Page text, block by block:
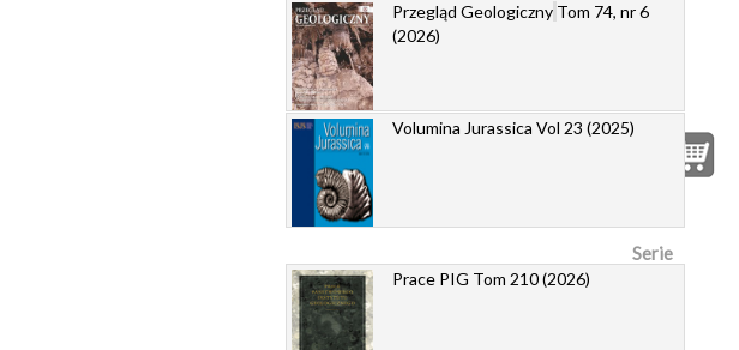
Przegląd Geologiczny Tom 74, nr 6
(2026)
Volumina Jurassica Vol 23 (2025)
Serie
Prace PIG Tom 210 (2026)